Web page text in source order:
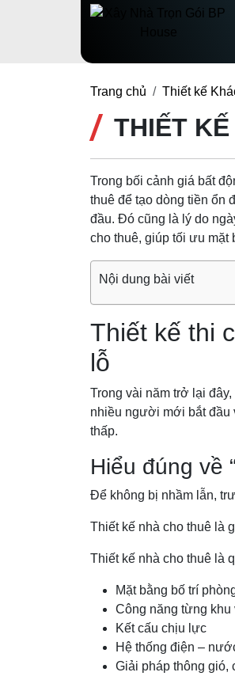
Trang chủ Thiết kế
THIẾT
Trong bối cảnh giá bất
thuê để tạo dòng tiền ổn
đầu. Đó cũng là lý do
cho thuê, giúp tối ưu mặt
Nội dung bài viết
Thiết kế thi
lỗ
Trong vài năm trở lại đây,
nhiều người mới bắt đầu
thấp.
Hiểu đúng về
Để không bị nhầm lẫn,
Thiết kế nhà cho thuê là
Thiết kế nhà cho thuê là
Mặt bằng bố trí
Công năng từng khu
Kết cấu chịu lực
Hệ thống điện –
Giải pháp thông gió,